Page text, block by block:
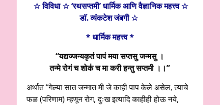
☆ विविधा ☆ ‘रथसप्तमी’ धार्मिक आणि वैज्ञानिक महत्त्व ☆
डाॅ. व्यंकटेश जंबगी ☆
* धार्मिक महत्त्व *
“यद्यज्जन्यकृतं पापं मया सप्तसु जन्मसु ।
तन्मे रोगं च शोक॑ च मा करी हन्तु सप्तमी ।।”
अर्थात “गेल्या सात जन्मात मी जे काही पाप केले असेल, त्याचे
फळ (परिणाम) म्हणून रोग, दुःख इत्यादि काहीही होऊ नये,